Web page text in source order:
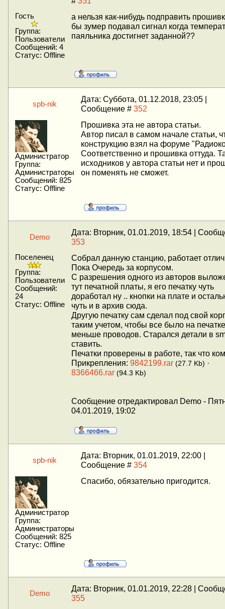
Гость
Группа:
Пользователи
Сообщений: 4
Статус: Offline
а нельзя как-нибудь подправить
бы зумер подавал сигнал когда
паяльника достигнет заданной??
spb-nik
Дата: Суббота, 01.12.2018, 23:05 |
Сообщение # 352
Администратор
Группа:
Администраторы
Сообщений: 825
Статус: Offline
Прошивка эта не автора статьи.
Автор писал в самом начале статьи,
конструкцию взял на форуме
Соответственно и прошивка оттуда.
исходников у автора статьи нет и
он поменять не сможет.
Demo
Дата: Вторник, 01.01.2019, 18:54 |
353
Поселенец
Группа:
Пользователи
Сообщений:
24
Статус: Offline
Собрал данную станцию, работает
Пока Очередь за корпусом.
С разрешения одного из авторов
тут печатной платы, я его печатку чуть
доработал ну .. кнопки на плате и
чуть и в архив сюда.
Другую печатку сам сделал под свой
таким учетом, чтобы все было на
меньше проводов. Старался детали в
ставить.
Печатки проверены в работе, так что
Прикрепления: 9842199.rar (27.7 Kb) ·
8366466.rar (94.3 Kb)
Сообщение отредактировал Demo -
04.01.2019, 19:02
spb-nik
Дата: Вторник, 01.01.2019, 22:00 |
Сообщение # 354
Администратор
Группа:
Администраторы
Сообщений: 825
Статус: Offline
Спасибо, обязательно пригодится.
Demo
Дата: Вторник, 01.01.2019, 22:28 |
355